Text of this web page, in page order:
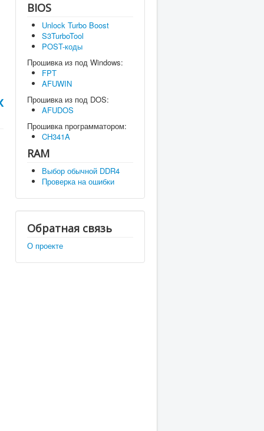
BIOS
Unlock Turbo Boost
S3TurboTool
POST-коды
Прошивка из под Windows:
FPT
AFUWIN
Прошивка из под DOS:
AFUDOS
Прошивка программатором:
CH341A
RAM
Выбор обычной DDR4
Проверка на ошибки
Обратная связь
О проекте